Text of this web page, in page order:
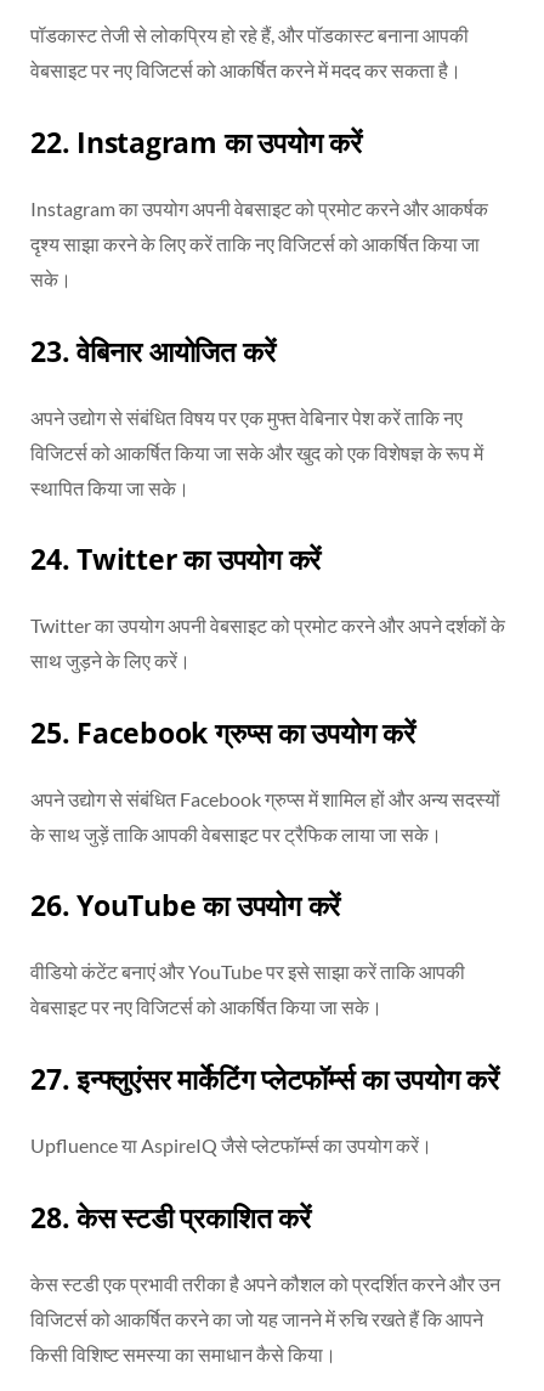
पॉडकास्ट तेजी से लोकप्रिय हो रहे हैं, और पॉडकास्ट बनाना आपकी
वेबसाइट पर नए विजिटर्स को आकर्षित करने में मदद कर सकता है।
22. Instagram का उपयोग करें
Instagram का उपयोग अपनी वेबसाइट को प्रमोट करने और आकर्षक
दृश्य साझा करने के लिए करें ताकि नए विजिटर्स को आकर्षित किया जा
सके।
23.वेबिनार आयोजित करें
अपने उद्योग से संबंधित विषय पर एक मुफ्त वेबिनार पेश करें ताकि नए
विजिटर्स को आकर्षित किया जा सके और खुद को एक विशेषज्ञ के रूप में
स्थापित किया जा सके।
24.Twitter का उपयोग करें
Twitter का उपयोग अपनी वेबसाइट को प्रमोट करने और अपने दर्शकों के
साथ जुड़ने के लिए करें।
25. Facebook ग्रुप्स का उपयोग करें
अपने उद्योग से संबंधित Facebook ग्रुप्स में शामिल हों और अन्य सदस्यों
के साथ जुड़ें ताकि आपकी वेबसाइट पर ट्रैफिक लाया जा सके।
26.YouTube का उपयोग करें
वीडियो कंटेंट बनाएं और YouTube पर इसे साझा करें ताकि आपकी
वेबसाइट पर नए विजिटर्स को आकर्षित किया जा सके।
27.इन्फ्लुएंसर मार्केटिंग प्लेटफॉर्म्स का उपयोग करें
Upfluence या AspireIQ जैसे प्लेटफॉर्म्स का उपयोग करें।
28. केस स्टडी प्रकाशित करें
केस स्टडी एक प्रभावी तरीका है अपने कौशल को प्रदर्शित करने और उन
विजिटर्स को आकर्षित करने का जो यह जानने में रुचि रखते हैं कि आपने
किसी विशिष्ट समस्या का समाधान कैसे किया।